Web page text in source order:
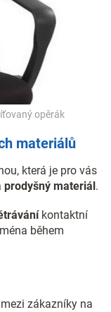
opěrák
materiálů
která je pro vás
prodyšný materiál.
kontaktní
během
zákazníky na